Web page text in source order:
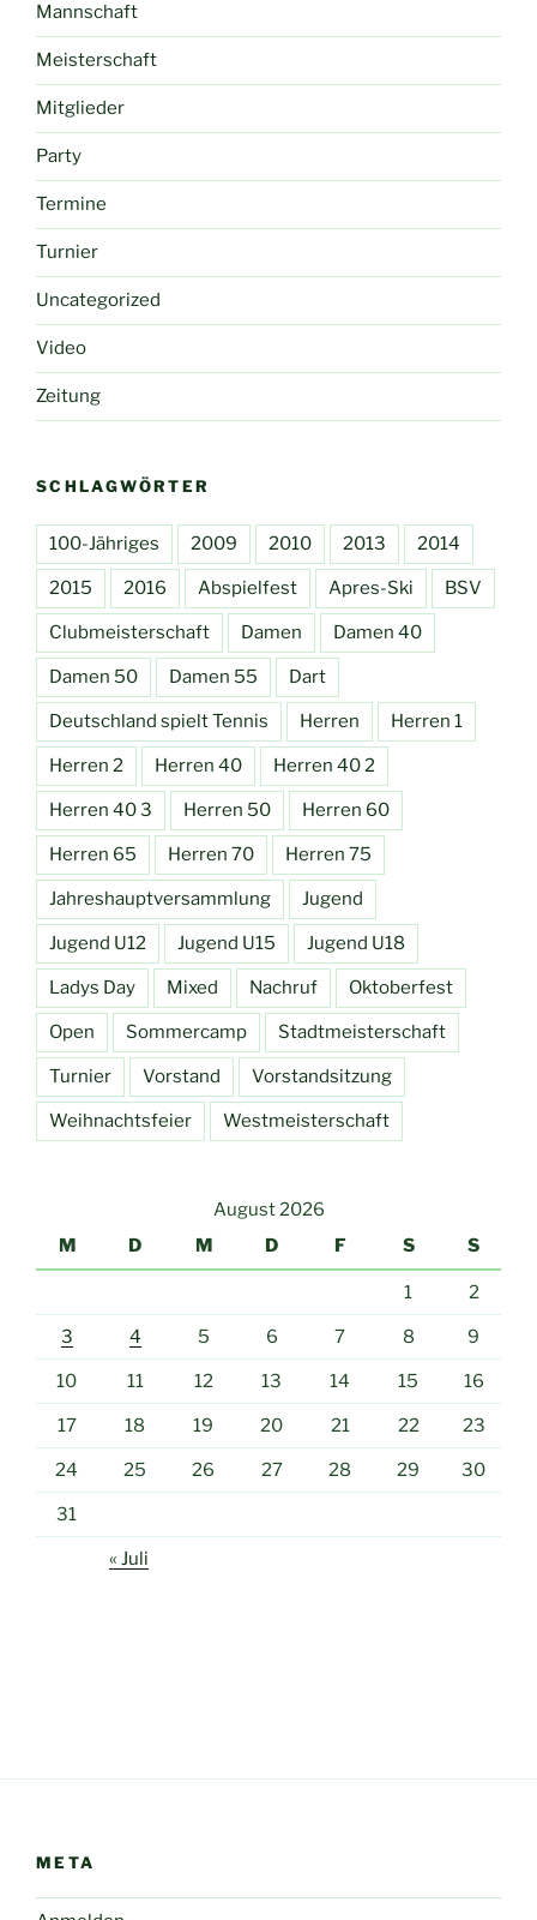
Mannschaft
Meisterschaft
Mitglieder
Party
Termine
Turnier
Uncategorized
Video
Zeitung
SCHLAGWÖRTER
100-Jähriges 2009 2010 2013 2014
2015 2016 Abspielfest Apres-Ski BSV
Clubmeisterschaft Damen Damen 40
Damen 50 Damen 55 Dart
Deutschland spielt Tennis Herren Herren 1
Herren 2 Herren 40 Herren 40 2
Herren 40 3 Herren 50 Herren 60
Herren 65 Herren 70 Herren 75
Jahreshauptversammlung Jugend
Jugend U12 Jugend U15 Jugend U18
Ladys Day Mixed Nachruf Oktoberfest
Open Sommercamp Stadtmeisterschaft
Turnier Vorstand Vorstandsitzung
Weihnachtsfeier Westmeisterschaft
August 2026
M
D M D F S S
1 2
3 4 5 6 7 8 9
10 11 12 13 14 15 16
17 18 19 20 21 22 23
24 25 26 27 28 29 30
31
« Juli
META